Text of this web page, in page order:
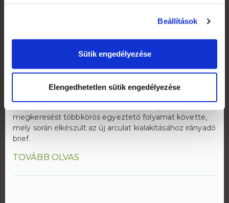
Beállítások
Sütik engedélyezése
Elengedhetetlen sütik engedélyezése
Elkészült a Kódguru új arculata
2015. január 05.
megkeresést többkörös egyeztető folyamat követte,
mely során elkészült az új arculat kialakításához irányadó
brief.
TOVÁBB OLVAS